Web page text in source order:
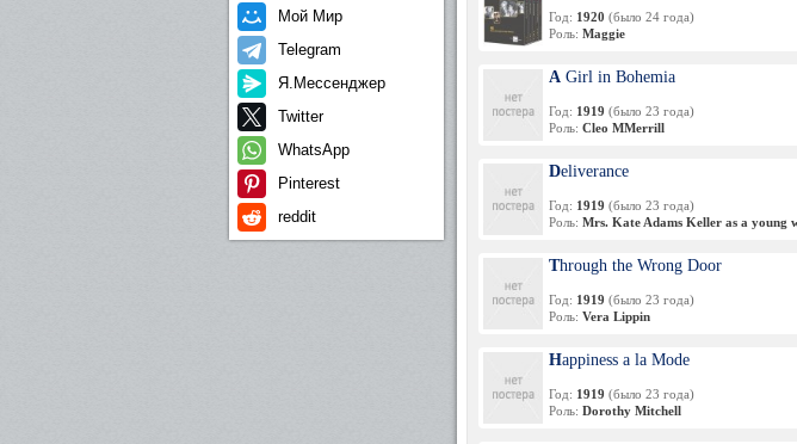
Мой Мир
Telegram
Я.Мессенджер
Twitter
WhatsApp
Pinterest
reddit
Год: 1920 (было 24 года)
Роль: Maggie
A Girl in Bohemia
Год: 1919 (было 23 года)
Роль: Cleo MMerrill
Deliverance
Год: 1919 (было 23 года)
Роль: Mrs. Kate Adams Keller as a young
Through the Wrong Door
Год: 1919 (было 23 года)
Роль: Vera Lippin
Happiness a la Mode
Год: 1919 (было 23 года)
Роль: Dorothy Mitchell